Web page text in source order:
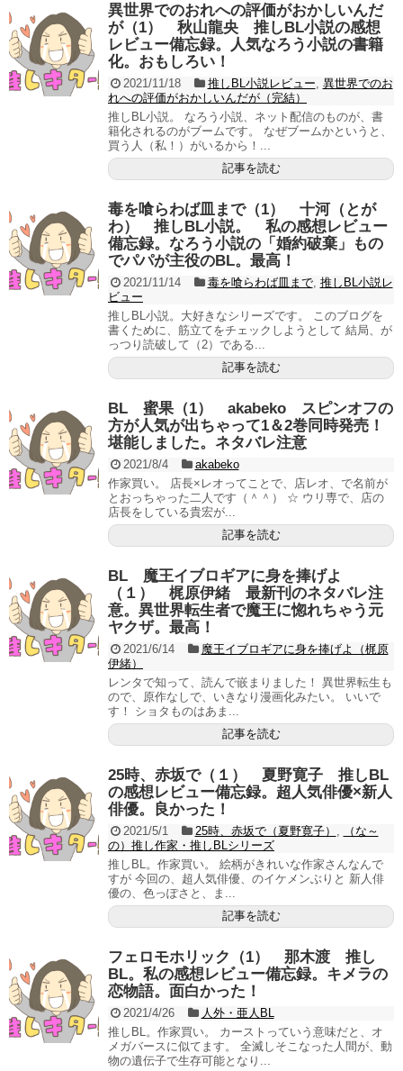
異世界でのおれへの評価がおかしいんだ
が（1） 秋山龍央 推しBL小説の感想
レビュー備忘録。人気なろう小説の書籍
化。おもしろい！
2021/11/18 推しBL小説レビュー 異世界でのお
れへの評価がおかしいんだが（完結）
推しBL小説。 なろう小説、ネット配信のものが、書
籍化されるのがブームです。 なぜブームかというと、
買う人（私！）がいるから！...
記事を読む
毒を喰らわば皿まで（1） 十河（とが
わ） 推しBL小説。 私の感想レビュー
備忘録。なろう小説の「婚約破棄」もの
でパパが主役のBL。最高！
2021/11/14 毒を喰らわば皿まで, 推しBL小説レ
ビュー
推しBL小説。大好きなシリーズです。 このブログを
書くために、筋立てをチェックしようとして 結局、が
っつり読破して（2）である...
記事を読む
BL 蜜果（1） akabeko スピンオフの
方が人気が出ちゃって1＆2巻同時発売！
堪能しました。ネタバレ注意
2021/8/4
akabeko
作家買い。 店長×レオってことで、店レオ、で名前が
とおっちゃった二人です（＾＾） ☆ ウリ専で、店の
店長をしている貴宏が...
記事を読む
BL 魔王イブロギアに身を捧げよ
（１） 梶原伊緒 最新刊のネタバレ注
意。異世界転生者で魔王に惚れちゃう元
ヤクザ。最高！
2021/6/14
魔王イブロギアに身を捧げよ（梶原
伊緒）
レンタで知って、読んで嵌まりました！ 異世界転生も
ので、原作なしで、いきなり漫画化みたい。 いいで
す！ ショタものはあま...
記事を読む
25時、赤坂で（１） 夏野寛子 推しBL
の感想レビュー備忘録。超人気俳優×新人
俳優。良かった！
2021/5/1 25時、赤坂で（夏野寛子）
（な～
の）推し作家・推しBLシリーズ
推しBL。作家買い。 絵柄がきれいな作家さんなんで
すが 今回の、超人気俳優、のイケメンぶりと 新人俳
優の、色っぽさと、ま...
記事を読む
フェロモホリック（1） 那木渡 推し
BL。私の感想レビュー備忘録。キメラの
恋物語。面白かった！
2021/4/26
人外・亜人BL
推しBL。作家買い。 カーストっていう意味だと、オ
メガバースに似てます。 全滅しそこなった人間が、動
物の遺伝子で生存可能となり...